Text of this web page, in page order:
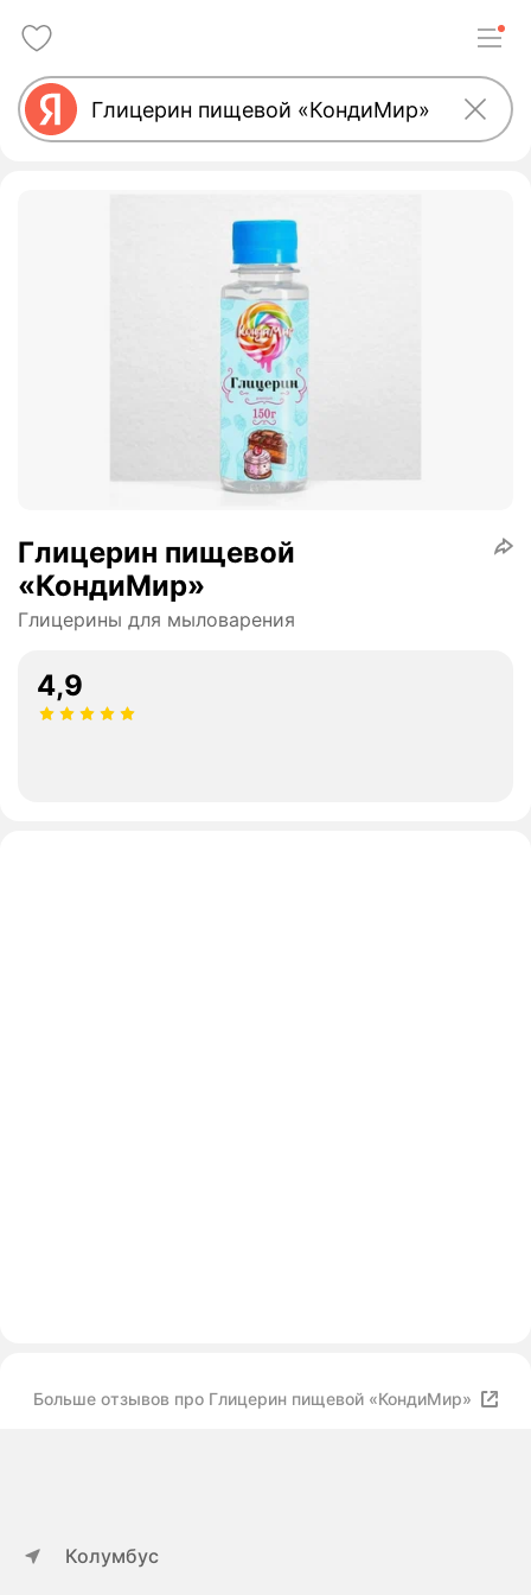
Глицерин пищевой
«КондиМир»
Глицерины для мыловарения
4,9
Больше отзывов про Глицерин пищевой «КондиМир»
Колумбус